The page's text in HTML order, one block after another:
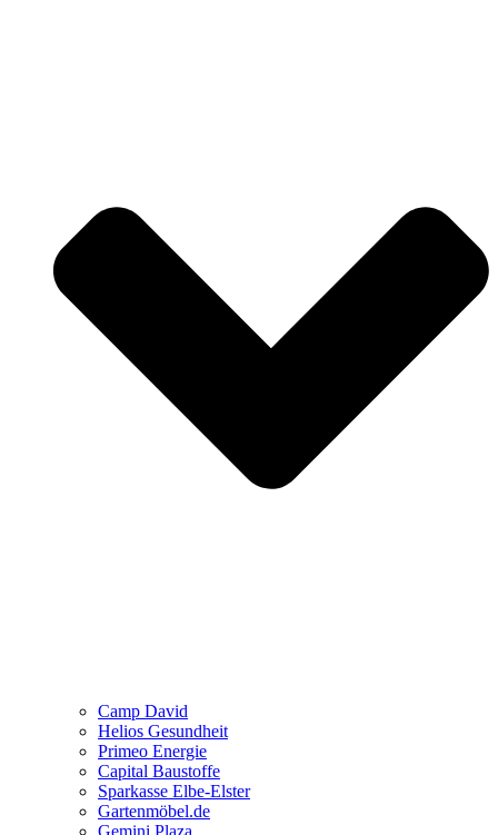
Camp David
Helios Gesundheit
Primeo Energie
Capital Baustoffe
Sparkasse Elbe-Elster
Gartenmöbel.de
Gemini Plaza